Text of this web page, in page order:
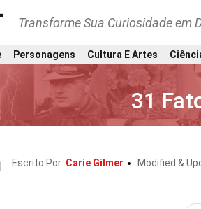
Transforme Sua Curiosidade em
Personagens Cultura E Artes
31
Escrito Por: Carie Gilmer Modified &